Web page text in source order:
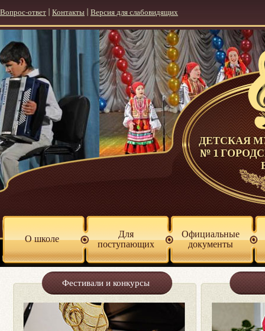
ДЕТСКАЯ
№ 1
Вопрос-ответ Контакты Версия для слабовидящих
О школе
Для
поступающих
Официальные
документы
Фестивали и конкурсы